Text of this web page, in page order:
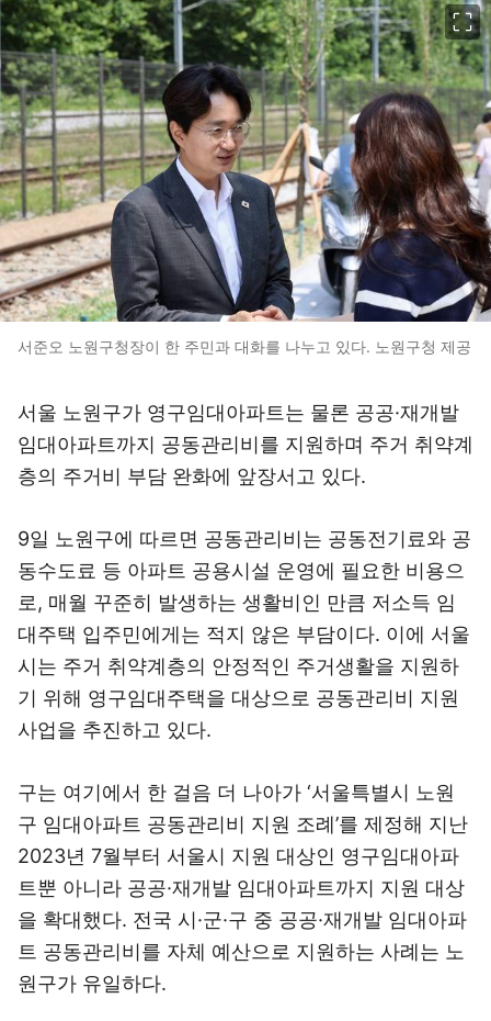
서준오 노원구청장이 한 주민과 대화를 나누고 있다. 노원구청 제공
서울 노원구가 영구임대아파트는 물론 공공·재개발
임대아파트까지 공동관리비를 지원하며 주거 취약계
층의 주거비 부담 완화에 앞장서고 있다.
9일 노원구에 따르면 공동관리비는 공동전기료와 공
동수도료 등 아파트 공용시설 운영에 필요한 비용으
로, 매월 꾸준히 발생하는 생활비인 만큼 저소득 임
대주택 입주민에게는 적지 않은 부담이다. 이에 서울
시는 주거 취약계층의 안정적인 주거생활을 지원하
기 위해 영구임대주택을 대상으로 공동관리비 지원
사업을 추진하고 있다.
구는 여기에서 한 걸음 더 나아가 ‘서울특별시 노원
구 임대아파트 공동관리비 지원 조례’를 제정해 지난
2023년 7월부터 서울시 지원 대상인 영구임대아파
트뿐 아니라 공공·재개발 임대아파트까지 지원 대상
을 확대했다. 전국 시·군·구 중 공공·재개발 임대아파
트 공동관리비를 자체 예산으로 지원하는 사례는 노
원구가 유일하다.